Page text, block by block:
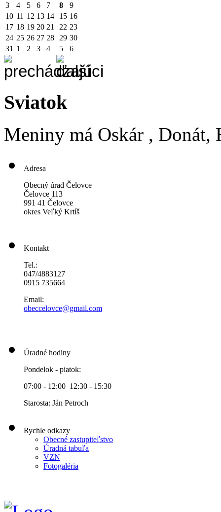
3 4 5 6 7 8
9
10 11 12 13 14 15 16
17 18 19 20 21 22 23
24 25 26 27 28 29 30
31 1 2 3 4 5 6
Sviatok
Meniny má Oskár , Donát,
Adresa
Obecný úrad Čelovce
Čelovce 113
991 41 Čelovce
okres Veľký Krtíš
Kontakt
Tel.:
047/4883127
0915 735664
Email:
obeccelovce@gmail.com
Úradné hodiny
Pondelok - piatok:
07:00 - 12:00 12:30 - 15:30
Starosta: Ján Petroch
Rychle odkazy
Obecné zastupiteľstvo
Úradná tabuľa
VZN
Fotogaléria